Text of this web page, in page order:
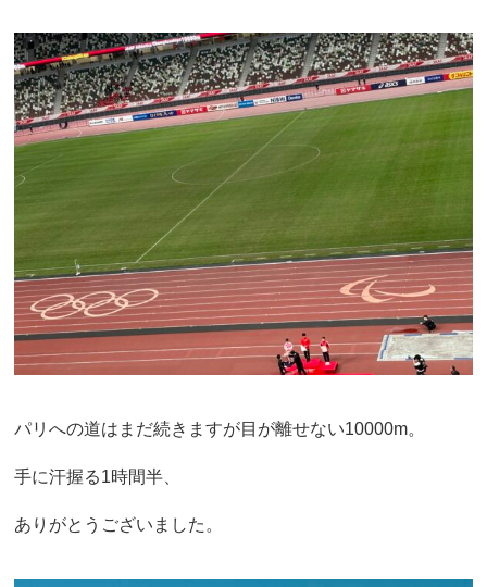
パリへの道はまだ続きますが目が離せない10000m。
手に汗握る1時間半、
ありがとうございました。